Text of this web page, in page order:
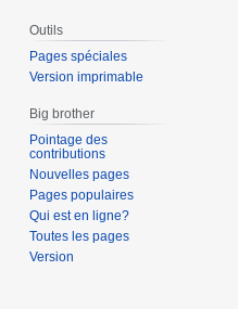
Outils
Pages spéciales
Version imprimable
Big brother
Pointage des
contributions
Nouvelles pages
Pages populaires
Qui est en ligne?
Toutes les pages
Version